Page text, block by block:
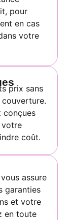
pour
en cas
votre
prix sans
conçues
coût.
assure
garanties
et votre
en toute